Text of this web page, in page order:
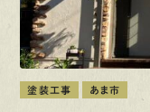
塗装工事 あま市